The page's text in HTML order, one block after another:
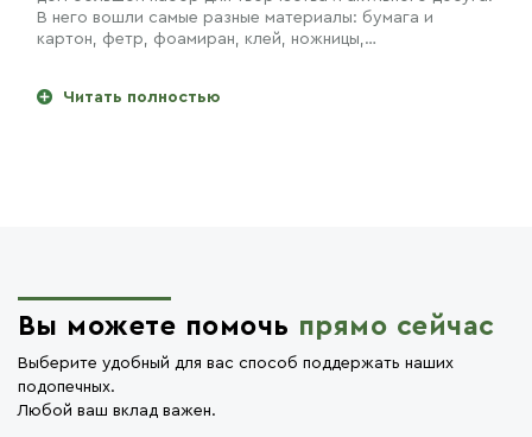
В него вошли самые разные материалы: бумага и
картон, фетр, фоамиран, клей, ножницы,…
Читать полностью
Вы можете помочь прямо сейчас
Выберите удобный для вас способ поддержать наших
подопечных.
Любой ваш вклад важен.